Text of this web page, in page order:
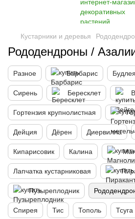
Кустарники и деревья
Рододендроны /
Разное Барбарис Будлея
Сирень Бересклет
Гортензия крупнолистная
Дейция Дёрен Диервилла
Кипарисовик Калина
Лапчатка кустарниковая
Пузыреплодник
Спирея Тис Тополь Тсуга